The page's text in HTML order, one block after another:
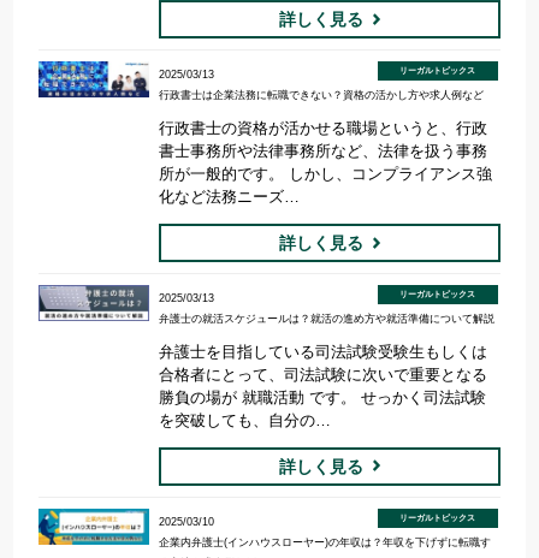
詳しく見る
2025/03/13
行政書士は企業法務に転職できない？資格の活かし方や求人例など
リーガルトピックス
行政書士の資格が活かせる職場というと、行政
書士事務所や法律事務所など、法律を扱う事務
所が一般的です。 しかし、コンプライアンス強
化など法務ニーズ…
詳しく見る
2025/03/13
弁護士の就活スケジュールは？就活の進め方や就活準備について解説
リーガルトピックス
弁護士を目指している司法試験受験生もしくは
合格者にとって、司法試験に次いで重要となる
勝負の場が 就職活動 です。 せっかく司法試験
を突破しても、自分の…
詳しく見る
2025/03/10
企業内弁護士(インハウスローヤー)の年収は？年収を下げずに転職す
リーガルトピックス